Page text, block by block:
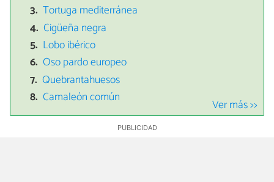
Tortuga mediterránea
Cigüeña negra
Lobo ibérico
Oso pardo europeo
Quebrantahuesos
Camaleón común
Ver más >>